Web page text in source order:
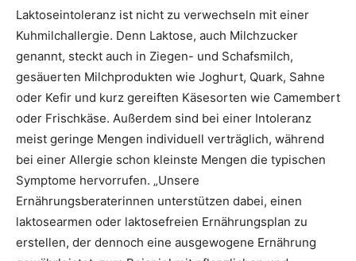
Laktoseintoleranz ist nicht zu verwechseln mit einer
Kuhmilchallergie. Denn Laktose, auch Milchzucker
genannt, steckt auch in Ziegen- und Schafsmilch,
gesäuerten Milchprodukten wie Joghurt, Quark, Sahne
oder Kefir und kurz gereiften Käsesorten wie Camembert
oder Frischkäse. Außerdem sind bei einer Intoleranz
meist geringe Mengen individuell verträglich, während
bei einer Allergie schon kleinste Mengen die typischen
Symptome hervorrufen. „Unsere
Ernährungsberaterinnen unterstützen dabei, einen
laktosearmen oder laktosefreien Ernährungsplan zu
erstellen, der dennoch eine ausgewogene Ernährung